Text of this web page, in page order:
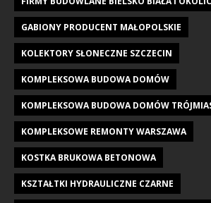
GABIONY PRODUCENT MAŁOPOLSKIE
KOLEKTORY SŁONECZNE SZCZECIN
KOMPLEKSOWA BUDOWA DOMÓW
KOMPLEKSOWA BUDOWA DOMÓW
KOMPLEKSOWE REMONTY WARSZAWA
KOSTKA BRUKOWA BETONOWA
KSZTAŁTKI HYDRAULICZNE CZARNE